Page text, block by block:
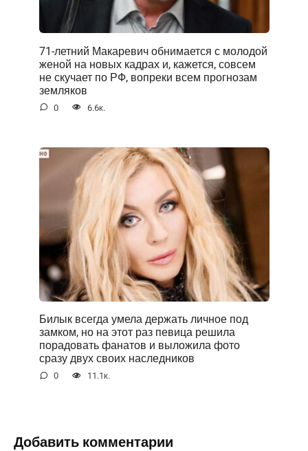
71-летний Макаревич обнимается с молодой
женой на новых кадрах и, кажется, совсем
не скучает по РФ, вопреки всем прогнозам
земляков
0 6.6к.
Билык всегда умела держать личное под
замком, но на этот раз певица решила
порадовать фанатов и выложила фото
сразу двух своих наследников
0 11.1к.
Добавить комментарии